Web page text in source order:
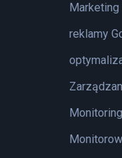
Marketing
reklamy